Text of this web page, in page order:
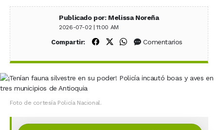
Publicado por: Melissa Noreña
2026-07-02 | 11:00 AM
Compartir: Compartir en Facebook
Compartir en X (Twitter)
Compartir en WhatsApp
Comentarios
Foto de cortesía Policía Nacional.